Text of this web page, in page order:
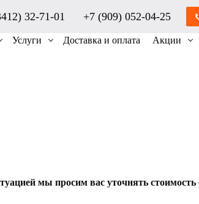
32-71-01 +7 (909) 052-04-25
Услуги Доставка и оплата Акции
мы просим вас уточнять стоимость